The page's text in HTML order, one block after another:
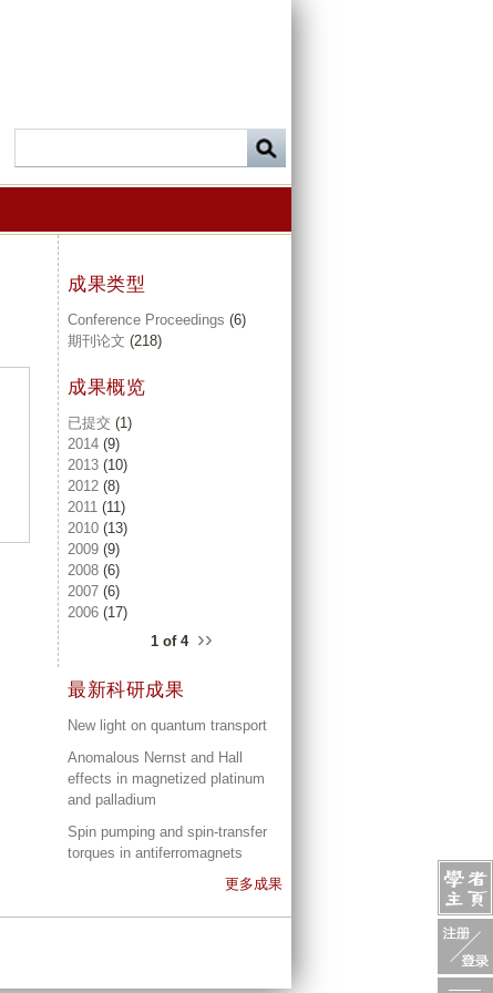
成果类型
Conference Proceedings (6)
期刊论文 (218)
成果概览
已提交 (1)
2014 (9)
2013 (10)
2012 (8)
2011 (11)
2010 (13)
2009 (9)
2008 (6)
2007 (6)
2006 (17)
1 of 4 ››
最新科研成果
New light on quantum transport
Anomalous Nernst and Hall
effects in magnetized platinum
and palladium
Spin pumping and spin-transfer
torques in antiferromagnets
更多成果